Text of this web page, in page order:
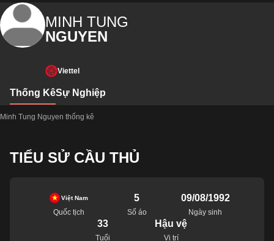
MINH TUNG
NGUYEN
Viettel
Thống KêSự Nghiệp
Minh Tung Nguyen thống kê
TIỂU SỬ CẦU THỦ
Việt Nam
Quốc tịch
5
Số áo
09/08/1992
Ngày sinh
33
Tuổi
Hậu vệ
Vị trí